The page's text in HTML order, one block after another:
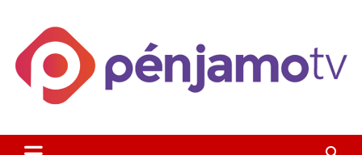
content
Penjamotv
Gto y la region.